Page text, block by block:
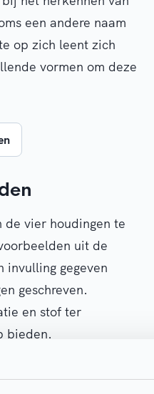
een andere naam
op zich leent zich
vormen om deze
de vier houdingen te
uit de
gegeven
geschreven.
en stof ter
bieden.